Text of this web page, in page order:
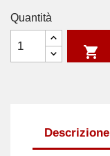
Quantità

Descrizione